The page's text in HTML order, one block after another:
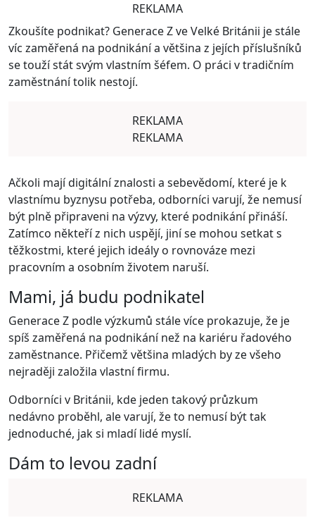
REKLAMA
Zkoušíte podnikat? Generace Z ve Velké Británii je stále
víc zaměřená na podnikání a většina z jejích příslušníků
se touží stát svým vlastním šéfem. O práci v tradičním
zaměstnání tolik nestojí.
REKLAMA
REKLAMA
Ačkoli mají digitální znalosti a sebevědomí, které je k
vlastnímu byznysu potřeba, odborníci varují, že nemusí
být plně připraveni na výzvy, které podnikání přináší.
Zatímco někteří z nich uspějí, jiní se mohou setkat s
těžkostmi, které jejich ideály o rovnováze mezi
pracovním a osobním životem naruší.
Mami, já budu podnikatel
Generace Z podle výzkumů stále více prokazuje, že je
spíš zaměřená na podnikání než na kariéru řadového
zaměstnance. Přičemž většina mladých by ze všeho
nejraději založila vlastní firmu.
Odborníci v Británii, kde jeden takový průzkum
nedávno proběhl, ale varují, že to nemusí být tak
jednoduché, jak si mladí lidé myslí.
Dám to levou zadní
REKLAMA